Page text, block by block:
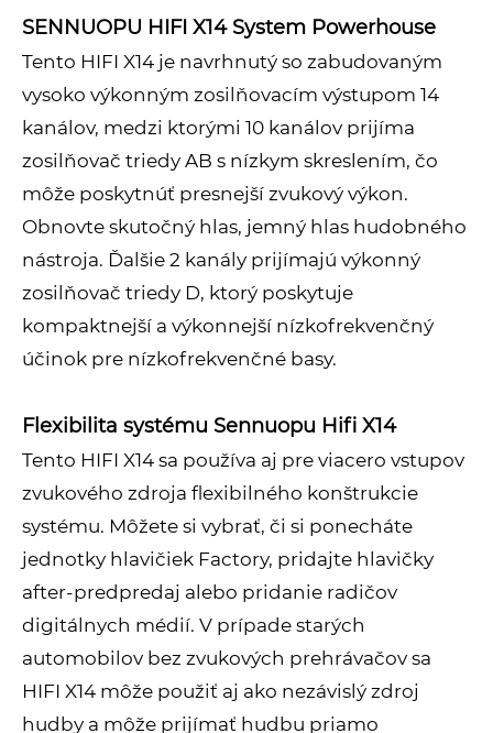
SENNUOPU HIFI X14 System Powerhouse
Tento HIFI X14 je navrhnutý so zabudovaným
vysoko výkonným zosilňovacím výstupom 14
kanálov, medzi ktorými 10 kanálov prijíma
zosilňovač triedy AB s nízkym skreslením, čo
môže poskytnúť presnejší zvukový výkon.
Obnovte skutočný hlas, jemný hlas hudobného
nástroja. Ďalšie 2 kanály prijímajú výkonný
zosilňovač triedy D, ktorý poskytuje
kompaktnejší a výkonnejší nízkofrekvenčný
účinok pre nízkofrekvenčné basy.
Flexibilita systému Sennuopu Hifi X14
Tento HIFI X14 sa používa aj pre viacero vstupov
zvukového zdroja flexibilného konštrukcie
systému. Môžete si vybrať, či si ponecháte
jednotky hlavičiek Factory, pridajte hlavičky
after-predpredaj alebo pridanie radičov
digitálnych médií. V prípade starých
automobilov bez zvukových prehrávačov sa
HIFI X14 môže použiť aj ako nezávislý zdroj
hudby a môže prijímať hudbu priamo